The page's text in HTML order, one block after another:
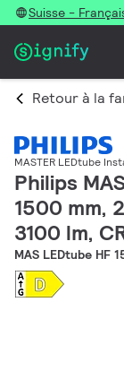
Suisse -
Retour à la
MASTER LEDtube
Philips
1500 mm,
3100 lm,
MAS LEDtube HF